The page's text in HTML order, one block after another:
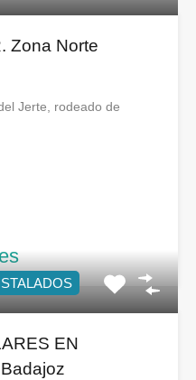
Zona Norte
Jerte, rodeado de
EN